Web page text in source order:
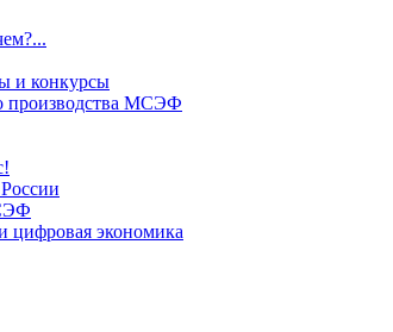
и конкурсы
производства МСЭФ
цифровая экономика